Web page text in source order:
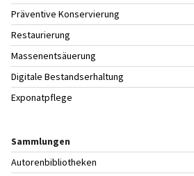
Präventive Konservierung
Restaurierung
Massenentsäuerung
Digitale Bestandserhaltung
Exponatpflege
Sammlungen
Autorenbibliotheken